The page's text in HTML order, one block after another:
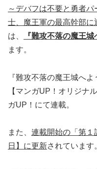
～デバフは不要と勇者
士、魔王軍の最高幹部に
は、
『難攻不落の魔王城
ます。
『難攻不落の魔王城へよ
【マンガUP！オリジナ
ガUP！にて連載。
また、 連載開始の「第
日】に更新されています